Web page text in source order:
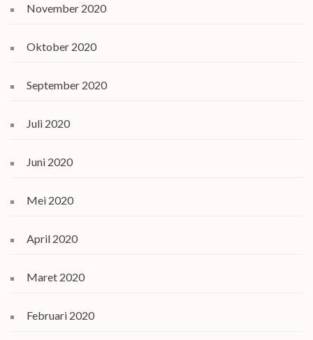
November 2020
Oktober 2020
September 2020
Juli 2020
Juni 2020
Mei 2020
April 2020
Maret 2020
Februari 2020